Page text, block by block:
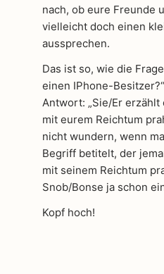
nach, ob eure Freunde
vielleicht doch einen
aussprechen.
Das ist so, wie die
einen IPhone-
Antwort: „Sie/Er erzählt
mit eurem Reichtum
nicht wundern, wenn
Begriff betitelt, der
mit seinem Reichtum
Snob/Bonse ja schon
Kopf hoch!